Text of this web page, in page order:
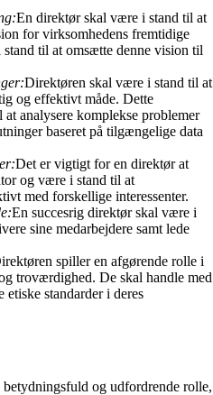
En direktør skal være i stand til at
for virksomhedens fremtidige
til at omsætte denne vision til
Direktøren skal være i stand til at
og effektivt måde. Dette
analysere komplekse problemer
baseret på tilgængelige data
Det er vigtigt for en direktør at
og være i stand til at
med forskellige interessenter.
En succesrig direktør skal være i
sine medarbejdere samt lede
spiller en afgørende rolle i
troværdighed. De skal handle med
standarder i deres
og udfordrende rolle,